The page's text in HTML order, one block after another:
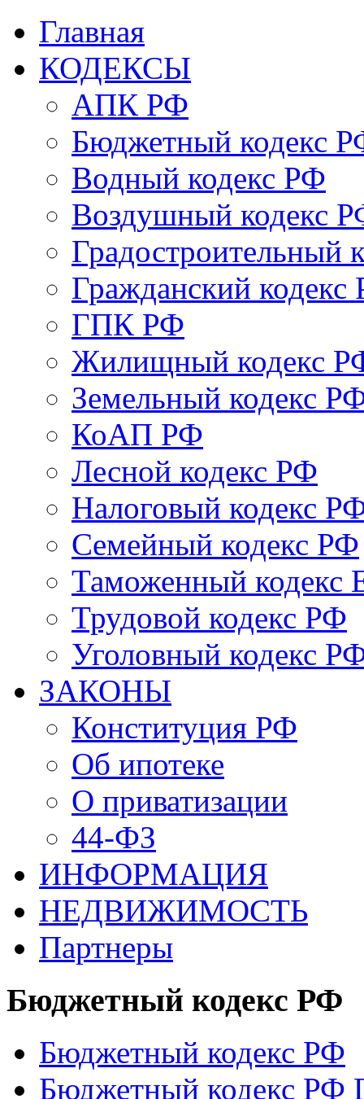
Главная
КОДЕКСЫ
АПК РФ
Бюджетный кодекс
Водный кодекс РФ
Воздушный кодекс
Градостроительный
Гражданский кодекс
ГПК РФ
Жилищный кодекс
Земельный кодекс
КоАП РФ
Лесной кодекс РФ
Налоговый кодекс
Семейный кодекс РФ
Таможенный
Трудовой кодекс РФ
Уголовный кодекс
ЗАКОНЫ
Конституция РФ
Об ипотеке
О приватизации
44-ФЗ
ИНФОРМАЦИЯ
НЕДВИЖИМОСТЬ
Партнеры
Бюджетный кодекс РФ
Бюджетный кодекс РФ
Бюджетный кодекс РФ